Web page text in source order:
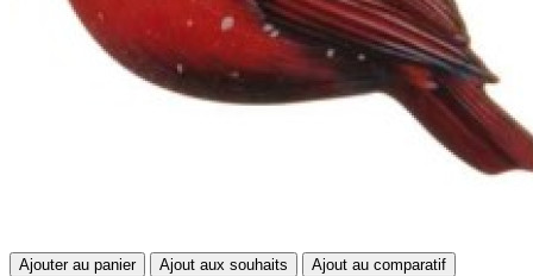
Ajouter au panier Ajout aux souhaits
Ajout au comparatif